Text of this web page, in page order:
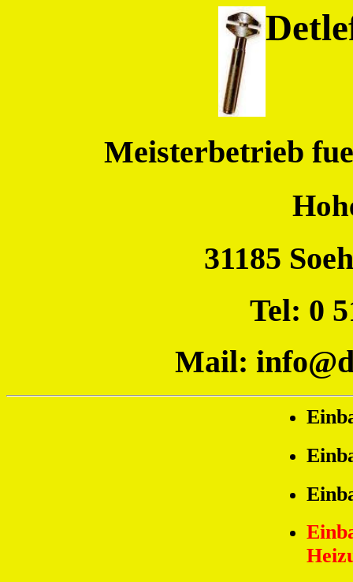
Meisterbetrieb
31185
Tel: 0
Mail: